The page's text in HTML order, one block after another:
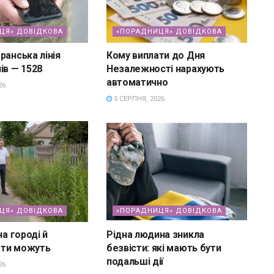
ДОВІДКОВА
лінія
— 1528
«ПОРАДНИЦЯ» ДОВІДКОВА
Кому виплати до Дня
Незалежності нарахують
автоматично
5 СЕРПНЯ, 2026
ДОВІДКОВА
городі й
можуть
«ПОРАДНИЦЯ» ДОВІДКОВА
Рідна людина зникла
безвісти: які мають бути
подальші дії